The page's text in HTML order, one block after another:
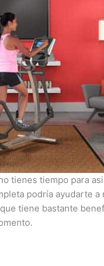
tienes tiempo para
podría ayudarte
que tiene bastante